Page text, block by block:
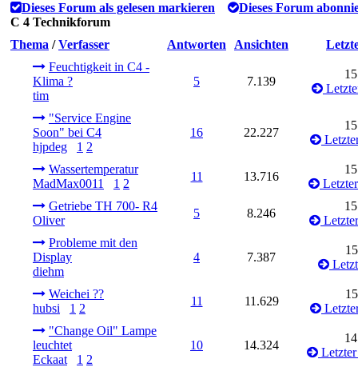
Dieses Forum als gelesen markieren
Dieses Forum
C 4 Technikforum
Thema /Verfasser Antworten Ansichten
Feuchtigkeit in C4 -
Klima ?
tim
5 7.139
"Service Engine
Soon" bei C4
hjpdeg
1 2
16 22.227
Wassertemperatur
MadMax0011
1 2
11 13.716
Getriebe TH 700- R4
Oliver
5 8.246
Probleme mit den
Display
diehm
4 7.387
Weichei ??
hubsi
1 2
11 11.629
"Change Oil" Lampe
leuchtet
Eckaat
1 2
10 14.324